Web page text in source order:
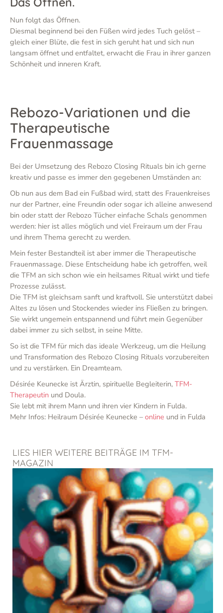
Nun folgt das Öffnen.
Diesmal beginnend bei den Füßen wird jedes Tuch gelöst –
gleich einer Blüte, die fest in sich geruht hat und sich nun
langsam öffnet und entfaltet, erwacht die Frau in ihrer ganzen
Schönheit und inneren Kraft.
Rebozo-Variationen und die
Therapeutische
Frauenmassage
Bei der Umsetzung des Rebozo Closing Rituals bin ich gerne
kreativ und passe es immer den gegebenen Umständen an:
Ob nun aus dem Bad ein Fußbad wird, statt des Frauenkreises
nur der Partner, eine Freundin oder sogar ich alleine anwesend
bin oder statt der Rebozo Tücher einfache Schals genommen
werden: hier ist alles möglich und viel Freiraum um der Frau
und ihrem Thema gerecht zu werden.
Mein fester Bestandteil ist aber immer die Therapeutische
Frauenmassage. Diese Entscheidung habe ich getroffen, weil
die TFM an sich schon wie ein heilsames Ritual wirkt und tiefe
Prozesse zulässt.
Die TFM ist gleichsam sanft und kraftvoll. Sie unterstützt dabei
Altes zu lösen und Stockendes wieder ins Fließen zu bringen.
Sie wirkt ungemein entspannend und führt mein Gegenüber
dabei immer zu sich selbst, in seine Mitte.
So ist die TFM für mich das ideale Werkzeug, um die Heilung
und Transformation des Rebozo Closing Rituals vorzubereiten
und zu verstärken. Ein Dreamteam.
Désirée Keunecke ist Ärztin, spirituelle Begleiterin, TFM-
Therapeutin und Doula.
Sie lebt mit ihrem Mann und ihren vier Kindern in Fulda.
Mehr Infos: Heilraum Désirée Keunecke – online und in Fulda
LIES HIER WEITERE BEITRÄGE IM TFM-
MAGAZIN
Seite Seite Seite